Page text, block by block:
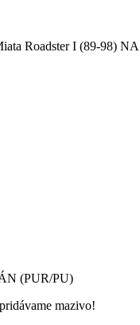
Roadster I (89-98) NA
(PUR/PU)
mazivo!